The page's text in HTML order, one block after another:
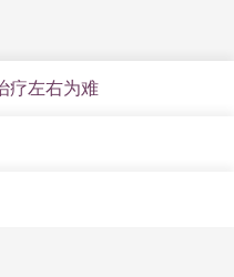
疗左右为难
年前确诊患有心房颤
超声波检查发现心房偏
险增加，故建议服抗凝
风险。一段时间后，病
耳可以减少中风风险
整。不规则的心跳会令